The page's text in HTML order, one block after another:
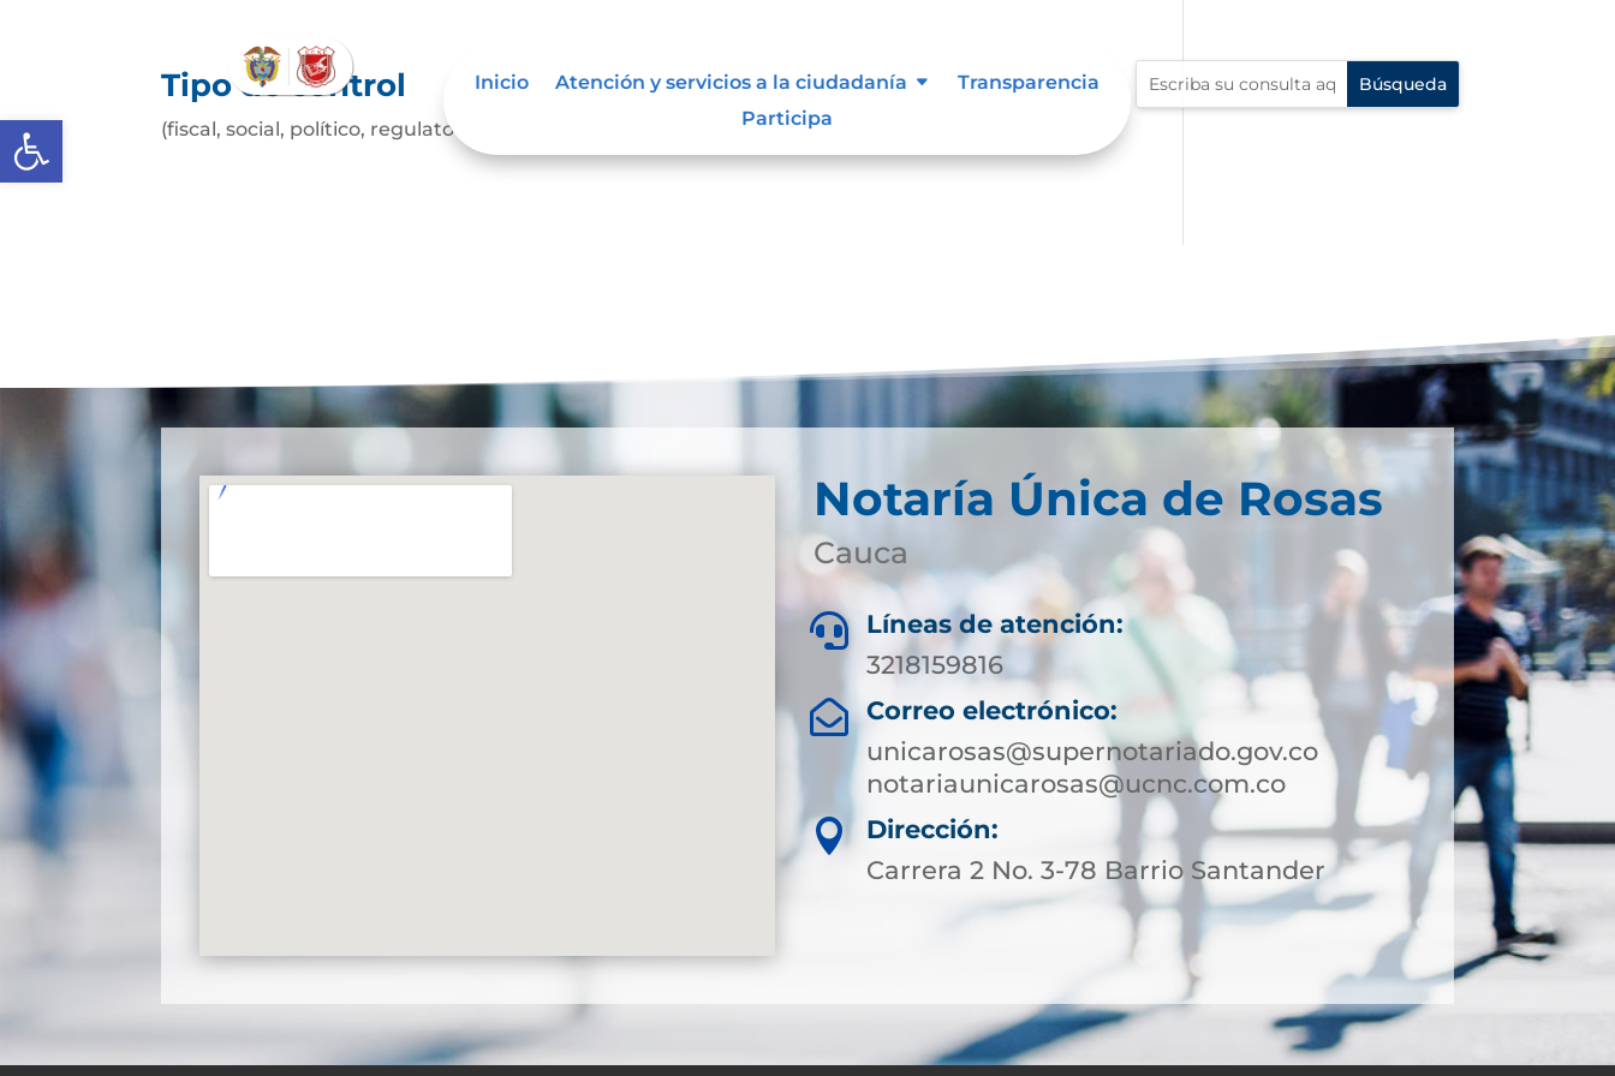
Abrir barra de herramientas
Inicio Atención y servicios a la ciudadanía
Transparencia
Participa
Tipo de control
(fiscal, social, político, regulatorio, etc.)
Notaría Única de Rosas
Cauca

Líneas de atención:
3218159816
 Correo electrónico:
unicarosas@supernotariado.gov.co
notariaunicarosas@ucnc.com.co

Dirección:
Carrera 2 No. 3-78 Barrio Santander